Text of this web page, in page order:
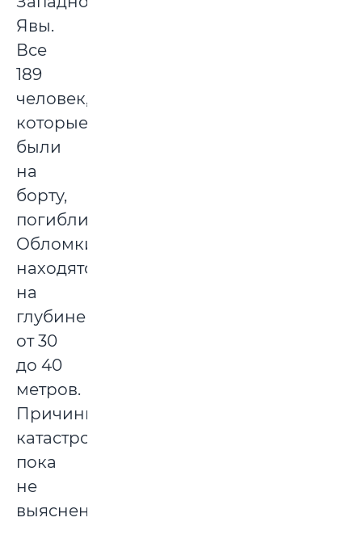
Явы.
Все
189
человек,
которые
были
на
борту,
погибли.
Обломки
находятся
на
глубине
от 30
до 40
метров.
Причины
катастрофы
пока
не
выяснены.